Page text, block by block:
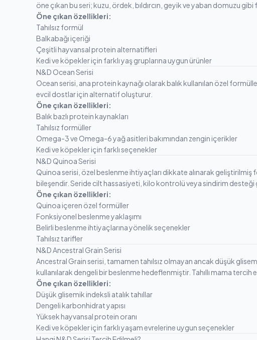
öne çıkan bu seri; kuzu, ördek, bıldırcın, geyik ve yaban domuzu
Öne çıkan özellikleri:
Tahılsız formül
Balkabağı içeriği
Çeşitli hayvansal protein alternatifleri
Kedi ve köpekler için farklı yaş gruplarına uygun ürünler
N&D Ocean Serisi
Ocean serisi, ana protein kaynağı olarak balık kullanılan özel
evcil dostlar için alternatif oluşturur.
Öne çıkan özellikleri:
Balık bazlı protein kaynakları
Tahılsız formüller
Omega-3 ve Omega-6 yağ asitleri bakımından zengin içerikler
Kedi ve köpekler için farklı seçenekler
N&D Quinoa Serisi
Quinoa serisi, özel beslenme ihtiyaçları dikkate alınarak
bileşendir. Seride cilt hassasiyeti, kilo kontrolü veya sindirim
Öne çıkan özellikleri:
Quinoa içeren özel formüller
Fonksiyonel beslenme yaklaşımı
Belirli beslenme ihtiyaçlarına yönelik seçenekler
Tahılsız tarifler
N&D Ancestral Grain Serisi
Ancestral Grain serisi, tamamen tahılsız olmayan ancak düşük
kullanılarak dengeli bir beslenme hedeflenmiştir. Tahıllı mama tercih
Öne çıkan özellikleri:
Düşük glisemik indeksli atalık tahıllar
Dengeli karbonhidrat yapısı
Yüksek hayvansal protein oranı
Kedi ve köpekler için farklı yaşam evrelerine uygun seçenekler